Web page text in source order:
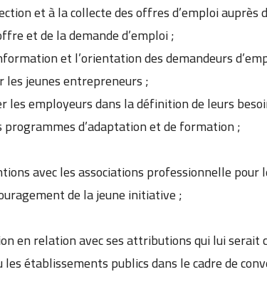
et à la collecte des offres d’emploi auprès
et de la demande d’emploi ;
et l’orientation des demandeurs
jeunes entrepreneurs ;
les employeurs dans la définition de leurs
d’adaptation et de formation ;
avec les associations professionnelle
de la jeune initiative ;
en relation avec ses attributions qui lui serait
établissements publics dans le cadre de